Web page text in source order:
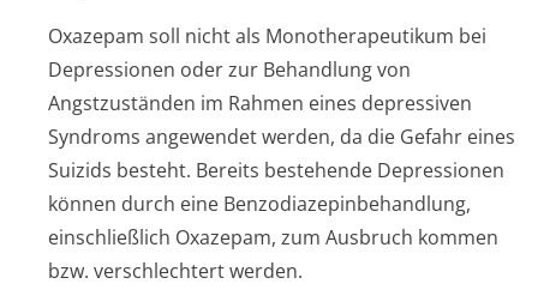
Oxazepam soll nicht als Monotherapeutikum bei
Depressionen oder zur Behandlung von
Angstzuständen im Rahmen eines depressiven
Syndroms angewendet werden, da die Gefahr eines
Suizids besteht. Bereits bestehende Depressionen
können durch eine Benzodiazepin­behandlung,
einschließlich Oxazepam, zum Ausbruch kommen
bzw. verschlechtert werden.